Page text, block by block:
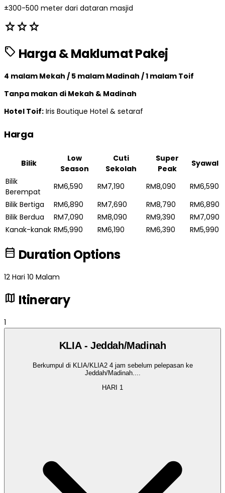
±300-500 meter dari dataran masjid
starstarstar
sell Harga & Maklumat Pakej
4 malam Mekah / 5 malam Madinah / 1 malam Toif
Tanpa makan di Mekah & Madinah
Hotel Toif: Iris Boutique Hotel & setaraf
Harga
Bilik
Low
Season
Cuti
Sekolah
Super
Peak
Syawal
Bilik
Berempat
RM6,590 RM7,190 RM8,090
RM6,590
Bilik Bertiga
RM6,890 RM7,690 RM8,790
RM6,890
Bilik Berdua
RM7,090 RM8,090 RM9,390
RM7,090
Kanak-kanak RM5,990 RM6,190 RM6,390 RM5,990
date_range Duration Options
12 Hari 10 Malam
map Itinerary
1
KLIA - Jeddah/Madinah
Berkumpul di KLIA/KLIA2 4 jam sebelum pelepasan ke
Jeddah/Madinah....
HARI 1